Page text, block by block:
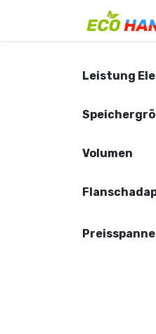
Leistung
Volumen
Preisspanne